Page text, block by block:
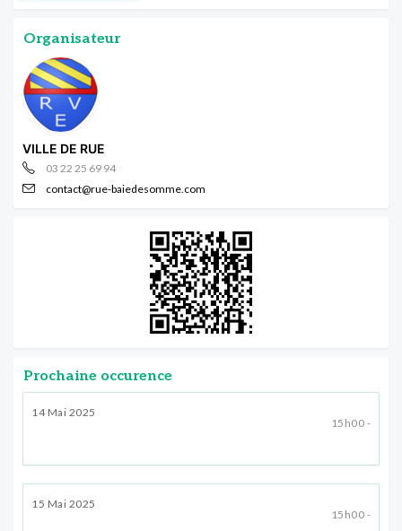
Organisateur
VILLE DE RUE
03 22 25 69 94
contact@rue-baiedesomme.com
Prochaine occurence
14 Mai 2025
15h00 -
15 Mai 2025
15h00 -